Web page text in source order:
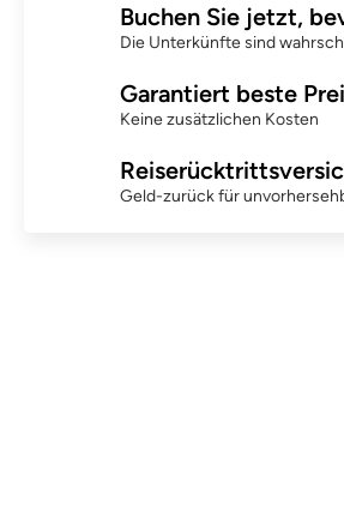
Buchen Sie jetzt,
Die Unterkünfte sind
Garantiert beste
Keine zusätzlichen Kosten
Geld-zurück für